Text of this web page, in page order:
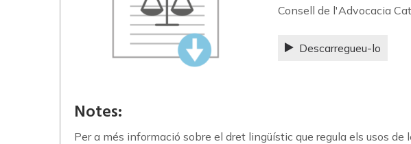
Consell de l'Advocacia
Descarregueu-lo
Notes:
Per a més informació sobre el dret lingüístic que regula els usos de